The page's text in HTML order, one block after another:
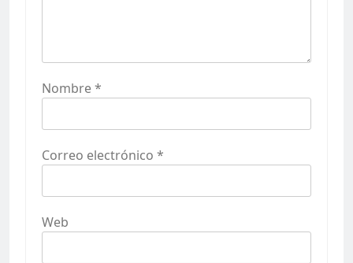
Nombre*
Correo electrónico *
Web